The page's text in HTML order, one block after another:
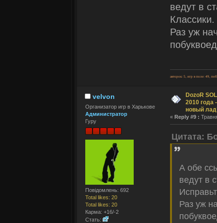
ведут в
Раз уж
авторок: 5, игр в поле: 49,
velvon
Организатор игр в Харькове
Администратор
Гуру
Повідомлень: 692
Total likes: 20
Total likes: 20
Карма: +16/-2
Стать:
DozoR
2010 года
новый
« Reply #9 :
Цитата:
А обе
ведут в
Раз уж